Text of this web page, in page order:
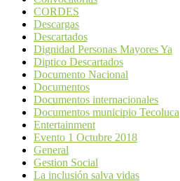
CORDES
Descargas
Descartados
Dignidad Personas Mayores Ya
Diptico Descartados
Documento Nacional
Documentos
Documentos internacionales
Documentos municipio Tecoluca
Entertainment
Evento 1 Octubre 2018
General
Gestion Social
La inclusión salva vidas